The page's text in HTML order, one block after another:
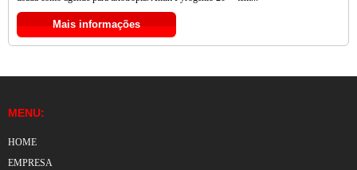
Mais informações
MENU:
HOME
EMPRESA